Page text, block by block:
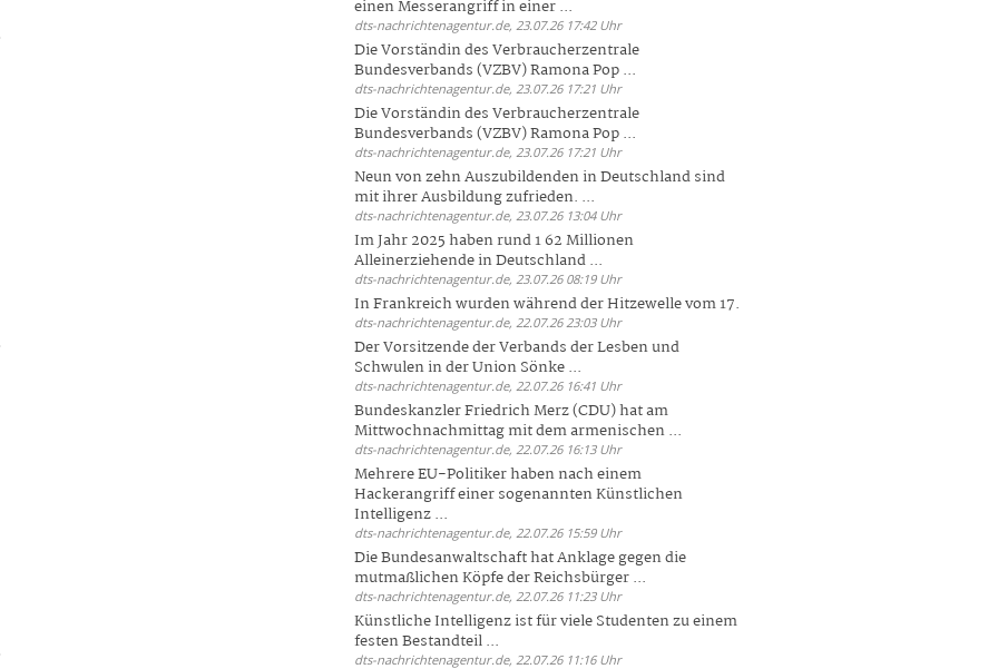
einen Messerangriff in einer ...
dts-nachrichtenagentur.de, 23.07.26 17:42 Uhr
Die Vorständin des Verbraucherzentrale
Bundesverbands (VZBV) Ramona Pop ...
dts-nachrichtenagentur.de, 23.07.26 17:21 Uhr
Die Vorständin des Verbraucherzentrale
Bundesverbands (VZBV) Ramona Pop ...
dts-nachrichtenagentur.de, 23.07.26 17:21 Uhr
Neun von zehn Auszubildenden in Deutschland sind
mit ihrer Ausbildung zufrieden. ...
dts-nachrichtenagentur.de, 23.07.26 13:04 Uhr
Im Jahr 2025 haben rund 1 62 Millionen
Alleinerziehende in Deutschland ...
dts-nachrichtenagentur.de, 23.07.26 08:19 Uhr
In Frankreich wurden während der Hitzewelle vom 17.
dts-nachrichtenagentur.de, 22.07.26 23:03 Uhr
Der Vorsitzende der Verbands der Lesben und
Schwulen in der Union Sönke ...
dts-nachrichtenagentur.de, 22.07.26 16:41 Uhr
Bundeskanzler Friedrich Merz (CDU) hat am
Mittwochnachmittag mit dem armenischen ...
dts-nachrichtenagentur.de, 22.07.26 16:13 Uhr
Mehrere EU-Politiker haben nach einem
Hackerangriff einer sogenannten Künstlichen
Intelligenz ...
dts-nachrichtenagentur.de, 22.07.26 15:59 Uhr
Die Bundesanwaltschaft hat Anklage gegen die
mutmaßlichen Köpfe der Reichsbürger ...
dts-nachrichtenagentur.de, 22.07.26 11:23 Uhr
Künstliche Intelligenz ist für viele Studenten zu einem
festen Bestandteil ...
dts-nachrichtenagentur.de, 22.07.26 11:16 Uhr